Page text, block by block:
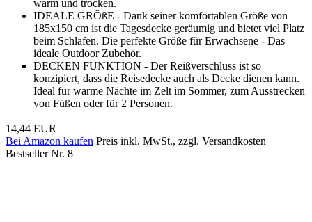
warm und trocken.
IDEALE GRÖßE - Dank seiner komfortablen Größe von
185x150 cm ist die Tagesdecke geräumig und bietet viel Platz
beim Schlafen. Die perfekte Größe für Erwachsene - Das
ideale Outdoor Zubehör.
DECKEN FUNKTION - Der Reißverschluss ist so
konzipiert, dass die Reisedecke auch als Decke dienen kann.
Ideal für warme Nächte im Zelt im Sommer, zum Ausstrecken
von Füßen oder für 2 Personen.
14,44 EUR
Bei Amazon kaufen Preis inkl. MwSt., zzgl. Versandkosten
Bestseller Nr. 8